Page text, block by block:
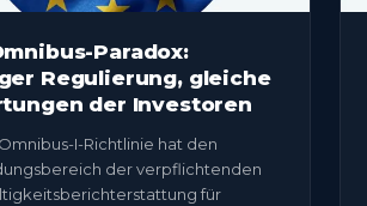
Paradox:
Regulierung, gleiche
der Investoren
I-Richtlinie hat den
der verpflichtenden
für